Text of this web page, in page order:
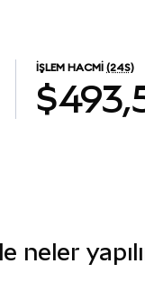
İŞLEM HACMI (24S)
neler